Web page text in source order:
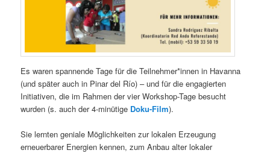
Es waren spannende Tage für die Teilnehmer*innen in Havanna
(und später auch in Pinar del Río) – und für die engagierten
Initiativen, die im Rahmen der vier Workshop-Tage besucht
wurden (s. auch der 4-minütige Doku-Film).
Sie lernten geniale Möglichkeiten zur lokalen Erzeugung
erneuerbarer Energien kennen, zum Anbau alter lokaler